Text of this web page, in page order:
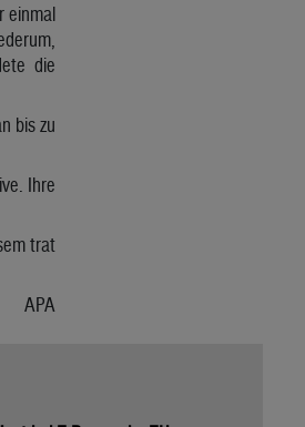
einmal
die
bis zu
Ihre
trat
APA